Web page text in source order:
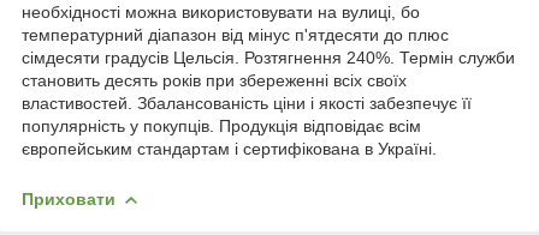
необхідності можна використовувати на вулиці, бо
температурний діапазон від мінус п'ятдесяти до плюс
сімдесяти градусів Цельсія. Розтягнення 240%. Термін служби
становить десять років при збереженні всіх своїх
властивостей. Збалансованість ціни і якості забезпечує її
популярність у покупців. Продукція відповідає всім
європейським стандартам і сертифікована в Україні.
Приховати